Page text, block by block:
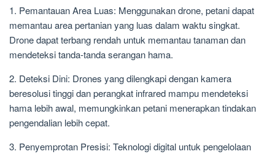
1. Pemantauan Area Luas: Menggunakan drone, petani dapat
memantau area pertanian yang luas dalam waktu singkat.
Drone dapat terbang rendah untuk memantau tanaman dan
mendeteksi tanda-tanda serangan hama.
2. Deteksi Dini: Drones yang dilengkapi dengan kamera
beresolusi tinggi dan perangkat infrared mampu mendeteksi
hama lebih awal, memungkinkan petani menerapkan tindakan
pengendalian lebih cepat.
3. Penyemprotan Presisi: Teknologi digital untuk pengelolaan